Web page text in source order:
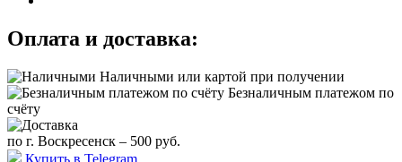
Оплата и доставка:
Наличными или картой при получении
Безналичным платежом по
счёту
по г. Воскресенск – 500 руб.
Купить в Telegram